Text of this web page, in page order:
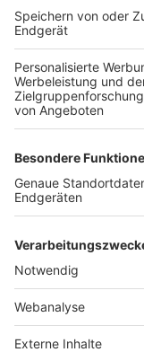
TOP-VEREINE
TOP-PARTNER
Nutzungsbedingungen